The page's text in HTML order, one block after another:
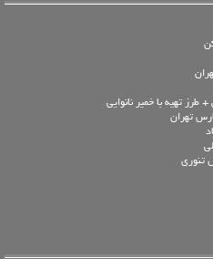
تهیه با خمیر نانوایی
تهران
تنوری